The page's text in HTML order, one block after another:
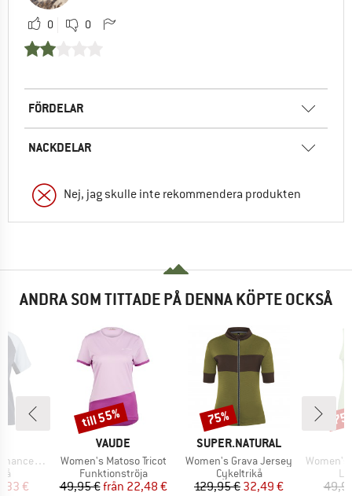
0 0
FÖRDELAR
NACKDELAR
Nej, jag skulle inte rekommendera produkten
ANDRA SOM TITTADE PÅ DENNA KÖPTE OCKSÅ
MTB S/S
pris
€
VARUMÄRKE
VAUDE
Produkter
Women's Matoso Tricot
Produktgrupp
Funktionströja
Pris
49,95 € Reducerat pris
från 22,48 €
Rabatt
till 55%
VARUMÄRKE
SUPER.NATURAL
Produkter
Women's Grava Jersey
Produktgrupp
Cykeltrikå
Pris
129,95 €Reducerat pris
32,49 €
Rabatt
75%
Produkter
Women's